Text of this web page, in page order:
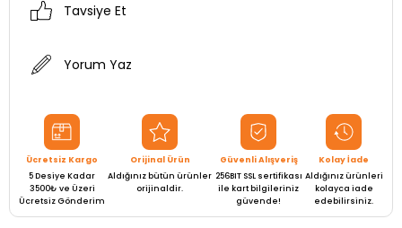
Tavsiye Et
Yorum Yaz
Ücretsiz Kargo
5 Desiye Kadar
3500₺ ve Üzeri
Ücretsiz Gönderim
Orijinal Ürün
Aldığınız bütün ürünler
orijinaldir.
Güvenli Alışveriş
256BIT SSL sertifikası
ile kart bilgileriniz
güvende!
Kolay İade
Aldığınız ürünleri
kolayca iade
edebilirsiniz.